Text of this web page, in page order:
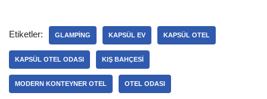
e
b
o
o
e
dI
n
s
A
p
p
gr
a
m
e
Etiketler: GLAMPING KAPSÜL EV KAPSÜL OTEL
KAPSÜL OTEL ODASI KIŞ BAHÇESI
MODERN KONTEYNER OTEL OTEL ODASI